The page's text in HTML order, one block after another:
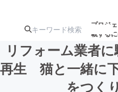
プロジ
載する
注目のリ 注目の新着プロ
リフォーム業者
再生 猫と一緒に
をつく